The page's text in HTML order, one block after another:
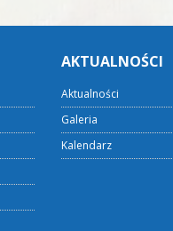
AKTUALNOŚCI
Aktualności
Galeria
Kalendarz